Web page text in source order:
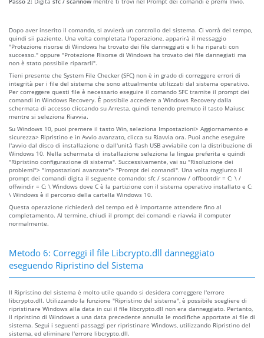
Dopo aver inserito il comando, si avvierà un controllo del sistema. Ci vorrà del tempo,
quindi sii paziente. Una volta completata l'operazione, apparirà il messaggio
"Protezione risorse di Windows ha trovato dei file danneggiati e li ha riparati con
successo." oppure "Protezione Risorse di Windows ha trovato dei file dannegiati ma
non è stato possibile ripararli".
Tieni presente che System File Checker (SFC) non è in grado di correggere errori di
integrità per i file del sistema che sono attualmente utilizzati dal sistema operativo.
Per correggere questi file è necessario eseguire il comando SFC tramite il prompt dei
comandi in Windows Recovery. È possibile accedere a Windows Recovery dalla
schermata di accesso cliccando su Arresta, quindi tenendo premuto il tasto Maiusc
mentre si seleziona Riavvia.
Su Windows 10, puoi premere il tasto Win, seleziona Impostazioni> Aggiornamento e
sicurezza> Ripristino e in Avvio avanzato, clicca su Riavvia ora. Puoi anche eseguire
l'avvio dal disco di installazione o dall'unità flash USB avviabile con la distribuzione di
Windows 10. Nella schermata di installazione seleziona la lingua preferita e quindi
"Ripristino configurazione di sistema". Successivamente, vai su "Risoluzione dei
problemi"> "Impostazioni avanzate"> "Prompt dei comandi". Una volta raggiunto il
prompt dei comandi digita il seguente comando: sfc / scannow / offbootdir = C: \ /
offwindir = C: \ Windows dove C è la partizione con il sistema operativo installato e C:
\ Windows è il percorso della cartella Windows 10.
Questa operazione richiederà del tempo ed è importante attendere fino al
completamento. Al termine, chiudi il prompt dei comandi e riavvia il computer
normalmente.
Metodo 6: Correggi il file Libcrypto.dll danneggiato
eseguendo Ripristino del Sistema
Il Ripristino del sistema è molto utile quando si desidera correggere l'errore
libcrypto.dll. Utilizzando la funzione "Ripristino del sistema", è possibile scegliere di
ripristinare Windows alla data in cui il file libcrypto.dll non era danneggiato. Pertanto,
il ripristino di Windows a una data precedente annulla le modifiche apportate ai file di
sistema. Segui i seguenti passaggi per ripristinare Windows, utilizzando Ripristino del
sistema, ed eliminare l'errore libcrypto.dll.